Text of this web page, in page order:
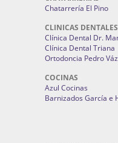
Chatarrería El Pino
CLINICAS DENTALES
Clínica Dental Dr.
Clínica Dental Triana
Ortodoncia Pedro
COCINAS
Azul Cocinas
Barnizados García e